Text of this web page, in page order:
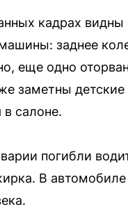
кадрах видны
заднее
еще одно
заметны
салоне.
погибли
В